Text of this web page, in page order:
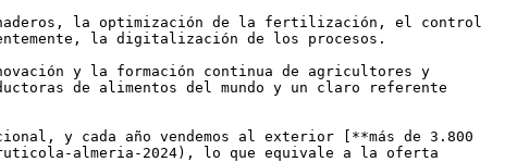
la optimización de la fertilización, el control
la digitalización de los procesos.
y la formación continua de agricultores y
de alimentos del mundo y un claro referente
y cada año vendemos al exterior [**más de 3.800
almeria-2024), lo que equivale a la oferta